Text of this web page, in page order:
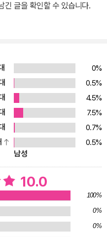
을 시작해 읽기와 쓰기로 마무
칠 수 있게 합니다.
긴 글을 확인할 수 있습니다.
0%
0.5%
4.5%
7.5%
0.7%
0.5%
남성
10.0
100%
0%
0%